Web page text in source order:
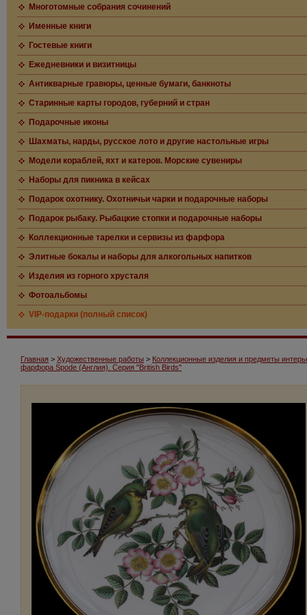
Многотомные собрания сочинений
Именные книги
Гостевые книги
Ежедневники и визитницы
Антикварные гравюры, ценные бумаги, банкноты
Старинные карты городов, губерний и стран
Подарочные иконы
Шахматы, нарды, русское лото и другие настольные игры
Модели кораблей, яхт и катеров. Морские сувениры
Наборы для пикника в кейсах
Подарок охотнику. Охотничьи чарки и подарочные наборы
Подарок рыбаку. Рыбацкие стопки и подарочные наборы
Коллекционные тарелки и сервизы из фарфора
Элитные бокалы и наборы для алкогольных напитков
Изделия из горного хрусталя
Фотоальбомы
VIP-подарки (полный список)
Главная > Художественные работы > Коллекционные изделия и предметы
фарфора Spode (Англия). Серия "British Birds"